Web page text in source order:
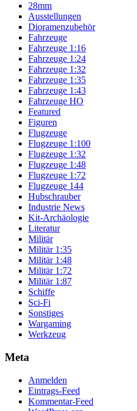
28mm
Ausstellungen
Dioramenzubehör
Fahrzeuge
Fahrzeuge 1:16
Fahrzeuge 1:24
Fahrzeuge 1:32
Fahrzeuge 1:35
Fahrzeuge 1:43
Fahrzeuge HO
Featured
Figuren
Flugzeuge
Flugzeuge 1:100
Flugzeuge 1:32
Flugzeuge 1:48
Flugzeuge 1:72
Flugzeuge 144
Hubschrauber
Industrie News
Kit-Archäologie
Literatur
Militär
Militär 1:35
Militär 1:48
Militär 1:72
Militär 1:87
Schiffe
Sci-Fi
Sonstiges
Wargaming
Werkzeug
Meta
Anmelden
Eintrags-Feed
Kommentar-Feed